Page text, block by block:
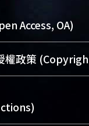
and
works,
Repository”
Access, OA)
者角度提升資訊
究上是透過將研
可加速研究發展
權政策
權非匯入者所有
請確認該版權所